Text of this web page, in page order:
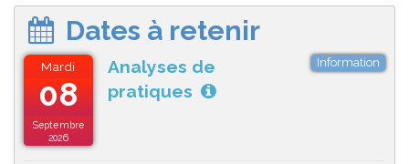
Dates à retenir
Mardi
08
Septembre
2026
Information
Analyses de
pratiques